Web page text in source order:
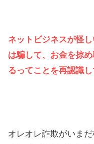
ネットビジネスが怪
は騙して、お金を掠
るってことを再認識
オレオレ詐欺がいまだ